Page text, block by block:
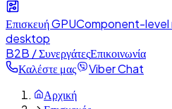
Επισκευή GPUComponent-level
desktop
B2B / ΣυνεργάτεςΕπικοινωνία
Καλέστε μας
Viber Chat
Αρχική